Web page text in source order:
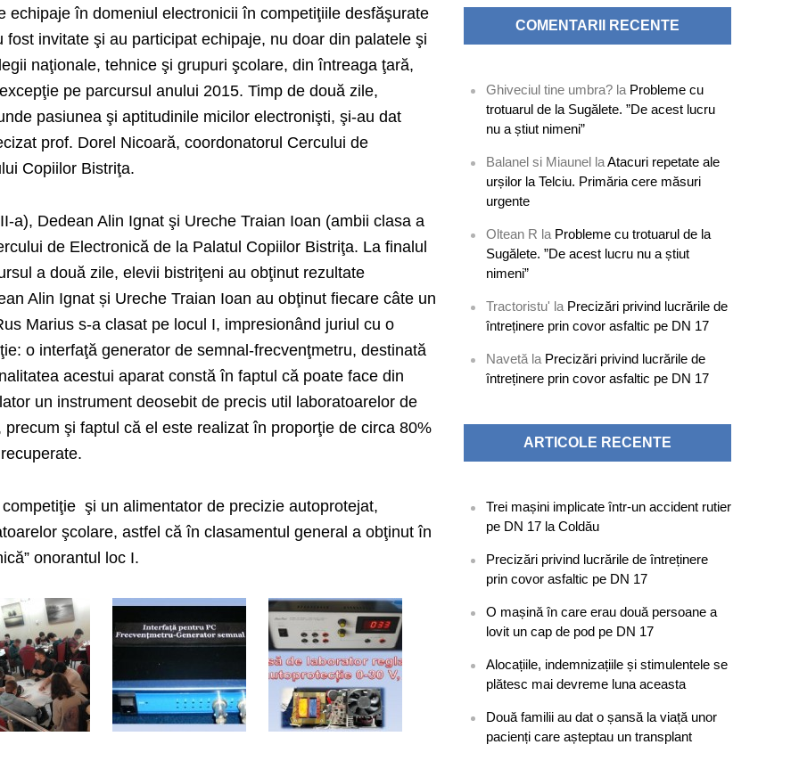
echipaje în domeniul electronicii în competiţiile desfăşurate
fost invitate şi au participat echipaje, nu doar din palatele şi
naţionale, tehnice şi grupuri şcolare, din întreaga ţară,
pe parcursul anului 2015. Timp de două zile,
pasiunea şi aptitudinile micilor electronişti, şi-au dat
prof. Dorel Nicoară, coordonatorul Cercului de
Copiilor Bistriţa.
a), Dedean Alin Ignat şi Ureche Traian Ioan (ambii clasa a
de Electronică de la Palatul Copiilor Bistriţa. La finalul
a două zile, elevii bistriţeni au obţinut rezultate
Alin Ignat și Ureche Traian Ioan au obţinut fiecare câte un
Marius s-a clasat pe locul I, impresionând juriul cu o
o interfaţă generator de semnal-frecvenţmetru, destinată
acestui aparat constă în faptul că poate face din
un instrument deosebit de precis util laboratoarelor de
şi faptul că el este realizat în proporţie de circa 80%
şi un alimentator de precizie autoprotejat,
şcolare, astfel că în clasamentul general a obţinut în
onorantul loc I.
COMENTARII RECENTE
Ghiveciul tine umbra? la Probleme cu
trotuarul de la Sugălete. ”De acest lucru
nu a știut nimeni”
Balanel si Miaunel laAtacuri repetate ale
urșilor la Telciu. Primăria cere măsuri
urgente
Oltean R la Probleme cu trotuarul de la
Sugălete. ”De acest lucru nu a știut
nimeni”
Tractoristu' la Precizări privind lucrările de
întreținere prin covor asfaltic pe DN 17
Navetă la Precizări privind lucrările de
întreținere prin covor asfaltic pe DN 17
ARTICOLE RECENTE
Trei mașini implicate într-un accident rutier
pe DN 17 la Coldău
Precizări privind lucrările de întreținere
prin covor asfaltic pe DN 17
O mașină în care erau două persoane a
lovit un cap de pod pe DN 17
Alocațiile, indemnizațiile și stimulentele se
plătesc mai devreme luna aceasta
Două familii au dat o șansă la viață unor
pacienți care așteptau un transplant